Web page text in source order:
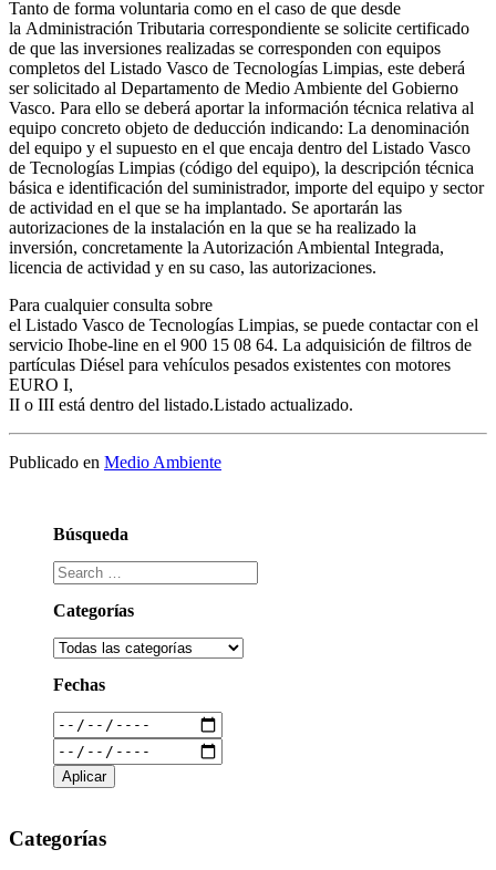
Tanto de forma voluntaria como en el caso de que desde
la Administración Tributaria correspondiente se solicite certificado
de que las inversiones realizadas se corresponden con equipos
completos del Listado Vasco de Tecnologías Limpias, este deberá
ser solicitado al Departamento de Medio Ambiente del Gobierno
Vasco. Para ello se deberá aportar la información técnica relativa al
equipo concreto objeto de deducción indicando: La denominación
del equipo y el supuesto en el que encaja dentro del Listado Vasco
de Tecnologías Limpias (código del equipo), la descripción técnica
básica e identificación del suministrador, importe del equipo y sector
de actividad en el que se ha implantado. Se aportarán las
autorizaciones de la instalación en la que se ha realizado la
inversión, concretamente la Autorización Ambiental Integrada,
licencia de actividad y en su caso, las autorizaciones.
Para cualquier consulta sobre
el Listado Vasco de Tecnologías Limpias, se puede contactar con el
servicio Ihobe-line en el 900 15 08 64. La adquisición de filtros de
partículas Diésel para vehículos pesados existentes con motores
EURO I,
II o III está dentro del listado.Listado actualizado.
Publicado en Medio Ambiente
Búsqueda
Categorías
Fechas
Categorías